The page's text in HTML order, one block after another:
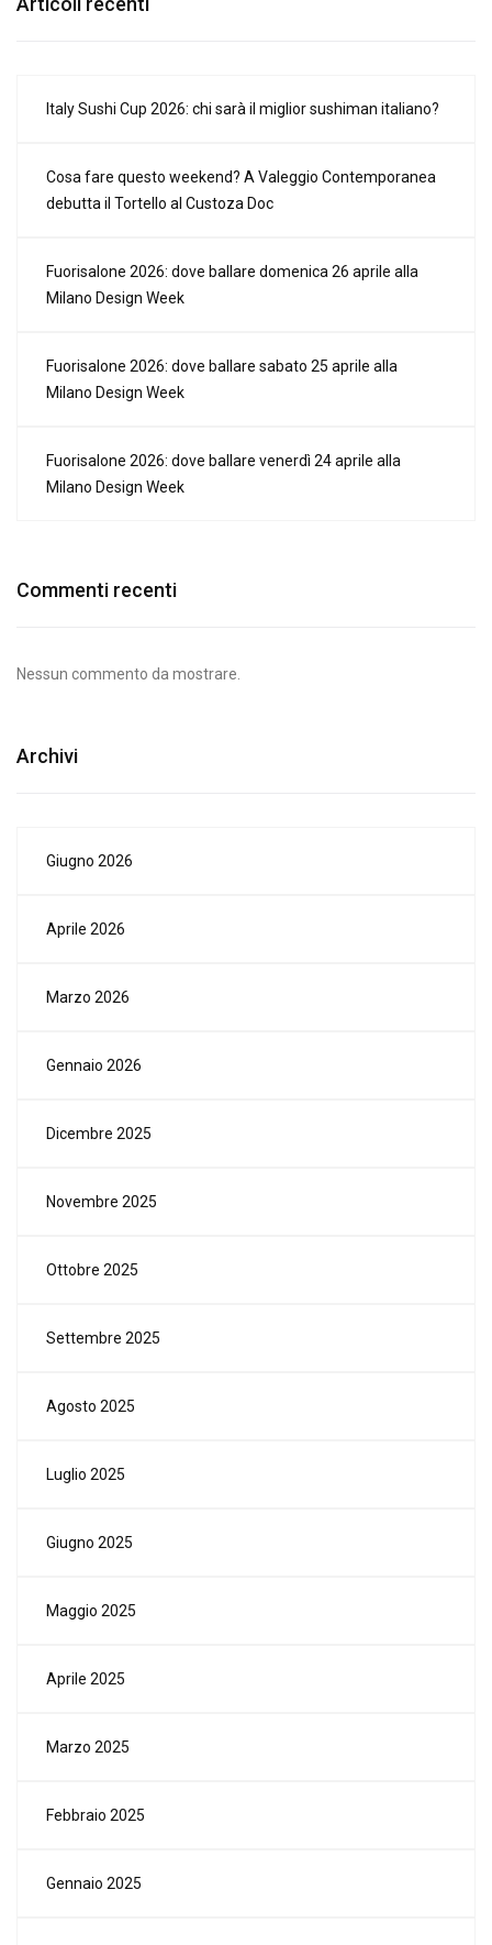
Italy Sushi Cup 2026: chi sarà il miglior sushiman italiano?
Cosa fare questo weekend? A Valeggio Contemporanea
debutta il Tortello al Custoza Doc
Fuorisalone 2026: dove ballare domenica 26 aprile alla
Milano Design Week
Fuorisalone 2026: dove ballare sabato 25 aprile alla
Milano Design Week
Fuorisalone 2026: dove ballare venerdì 24 aprile alla
Milano Design Week
Commenti recenti
Nessun commento da mostrare.
Archivi
Giugno 2026
Aprile 2026
Marzo 2026
Gennaio 2026
Dicembre 2025
Novembre 2025
Ottobre 2025
Settembre 2025
Agosto 2025
Luglio 2025
Giugno 2025
Maggio 2025
Aprile 2025
Marzo 2025
Febbraio 2025
Gennaio 2025